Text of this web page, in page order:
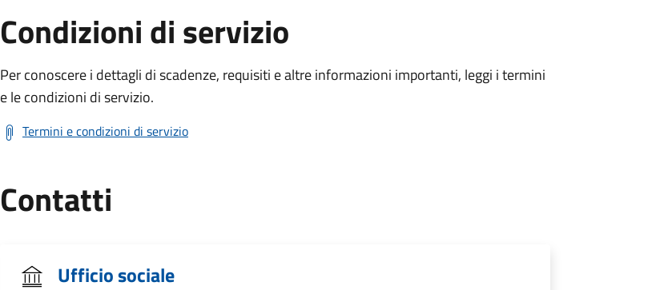
Condizioni di servizio
Per conoscere i dettagli di scadenze, requisiti e altre informazioni importanti, leggi i termini
e le condizioni di servizio.
Termini e condizioni di servizio
Contatti
Ufficio sociale